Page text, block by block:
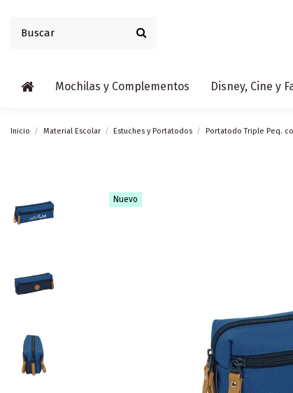
Mochilas y Complementos Disney, Cine y
Inicio Material Escolar Estuches y Portatodos Portatodo Triple Peq.
Nuevo